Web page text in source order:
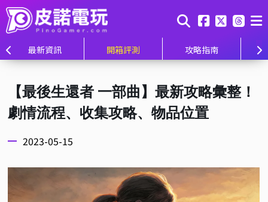
最新資訊 開箱評測 攻略指南
【最後生還者 一部曲】最新攻略彙整！
劇情流程、收集攻略、物品位置
2023-05-15